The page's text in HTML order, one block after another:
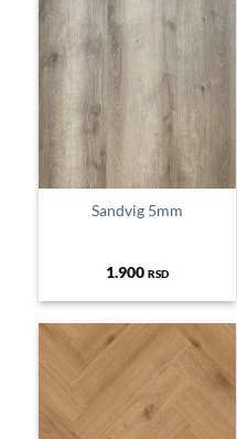
Sandvig 5mm
1.900 RSD